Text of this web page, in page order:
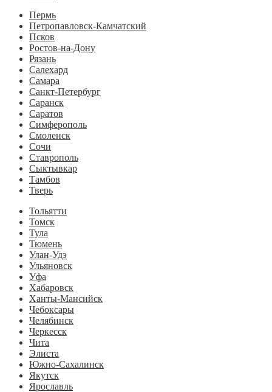
Пермь
Петропавловск-Камчатский
Псков
Ростов-на-Дону
Рязань
Салехард
Самара
Санкт-Петербург
Саранск
Саратов
Симферополь
Смоленск
Сочи
Ставрополь
Сыктывкар
Тамбов
Тверь
Тольятти
Томск
Тула
Тюмень
Улан-Удэ
Ульяновск
Уфа
Хабаровск
Ханты-Мансийск
Чебоксары
Челябинск
Черкесск
Чита
Элиста
Южно-Сахалинск
Якутск
Ярославль